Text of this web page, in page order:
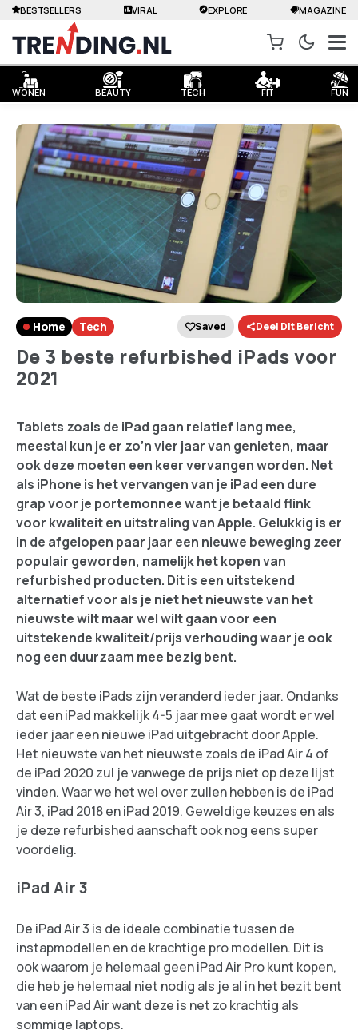
WONEN BEAUTY TECH FIT FUN
BESTSELLERS VIRAL EXPLORE MAGAZINE
Home Tech Saved Deel Dit Bericht
De 3 beste refurbished iPads voor
2021
Tablets zoals de iPad gaan relatief lang mee,
meestal kun je er zo’n vier jaar van genieten, maar
ook deze moeten een keer vervangen worden. Net
als iPhone is het vervangen van je iPad een dure
grap voor je portemonnee want je betaald flink
voor kwaliteit en uitstraling van Apple. Gelukkig is er
in de afgelopen paar jaar een nieuwe beweging zeer
populair geworden, namelijk het kopen van
refurbished producten. Dit is een uitstekend
alternatief voor als je niet het nieuwste van het
nieuwste wilt maar wel wilt gaan voor een
uitstekende kwaliteit/prijs verhouding waar je ook
nog een duurzaam mee bezig bent.
Wat de beste iPads zijn veranderd ieder jaar. Ondanks
dat een iPad makkelijk 4-5 jaar mee gaat wordt er wel
ieder jaar een nieuwe iPad uitgebracht door Apple.
Het nieuwste van het nieuwste zoals de iPad Air 4 of
de iPad 2020 zul je vanwege de prijs niet op deze lijst
vinden. Waar we het wel over zullen hebben is de iPad
Air 3, iPad 2018 en iPad 2019. Geweldige keuzes en als
je deze refurbished aanschaft ook nog eens super
voordelig.
iPad Air 3
De iPad Air 3 is de ideale combinatie tussen de
instapmodellen en de krachtige pro modellen. Dit is
ook waarom je helemaal geen iPad Air Pro kunt kopen,
die heb je helemaal niet nodig als je al in het bezit bent
van een iPad Air want deze is net zo krachtig als
sommige laptops.